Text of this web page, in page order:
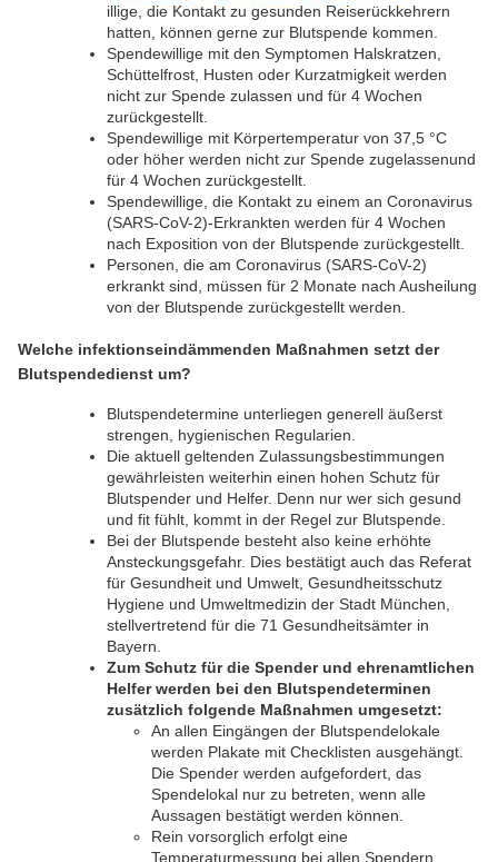
illige, die Kontakt zu gesunden Reiserückkehrern
hatten, können gerne zur Blutspende kommen.
Spendewillige mit den Symptomen Halskratzen,
Schüttelfrost, Husten oder Kurzatmigkeit werden
nicht zur Spende zulassen und für 4 Wochen
zurückgestellt.
Spendewillige mit Körpertemperatur von 37,5 °C
oder höher werden nicht zur Spende zugelassenund
für 4 Wochen zurückgestellt.
Spendewillige, die Kontakt zu einem an Coronavirus
(SARS-CoV-2)-Erkrankten werden für 4 Wochen
nach Exposition von der Blutspende zurückgestellt.
Personen, die am Coronavirus (SARS-CoV-2)
erkrankt sind, müssen für 2 Monate nach Ausheilung
von der Blutspende zurückgestellt werden.
Welche infektionseindämmenden Maßnahmen setzt der
Blutspendedienst um?
Blutspendetermine unterliegen generell äußerst
strengen, hygienischen Regularien.
Die aktuell geltenden Zulassungsbestimmungen
gewährleisten weiterhin einen hohen Schutz für
Blutspender und Helfer. Denn nur wer sich gesund
und fit fühlt, kommt in der Regel zur Blutspende.
Bei der Blutspende besteht also keine erhöhte
Ansteckungsgefahr. Dies bestätigt auch das Referat
für Gesundheit und Umwelt, Gesundheitsschutz
Hygiene und Umweltmedizin der Stadt München,
stellvertretend für die 71 Gesundheitsämter in
Bayern.
Zum Schutz für die Spender und ehrenamtlichen
Helfer werden bei den Blutspendeterminen
zusätzlich folgende Maßnahmen umgesetzt:
An allen Eingängen der Blutspendelokale
werden Plakate mit Checklisten ausgehängt.
Die Spender werden aufgefordert, das
Spendelokal nur zu betreten, wenn alle
Aussagen bestätigt werden können.
Rein vorsorglich erfolgt eine
Temperaturmessung bei allen Spendern